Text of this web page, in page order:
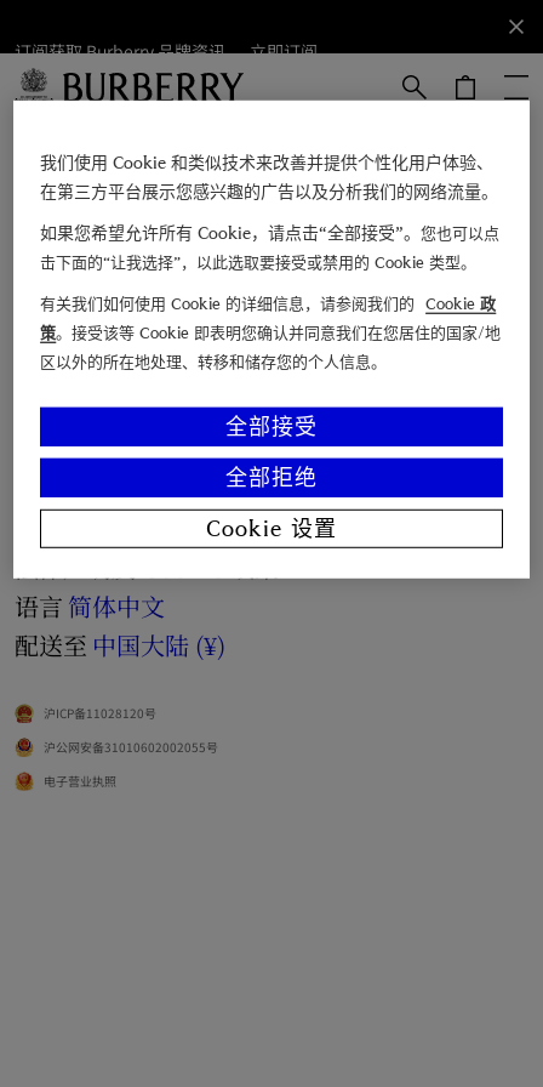
订阅获取 Burberry 品牌资讯。 立即订阅
订阅获取
Burberry
品牌资
立即订阅
电子邮箱
查找店铺
联系我们
博柏利故事
Burberry 尊享服务
顾客支持
语言 简体中文
配送至 中国大陆 (¥)
沪ICP备11028120号
沪公网安备31010602002055号
电子营业执照
我们使用 Cookie 和类似技术来改善并提供个性化用户体验、
在第三方平台展示您感兴趣的广告以及分析我们的网络流量。
如果您希望允许所有 Cookie，请点击“全部接受”。您也可以点
击下面的“让我选择”，以此选取要接受或禁用的 Cookie 类型。
有关我们如何使用 Cookie 的详细信息，请参阅我们的
Cookie 政
策。接受该等 Cookie 即表明您确认并同意我们在您居住的国家/地
区以外的所在地处理、转移和储存您的个人信息。
全部拒绝
全部接受
Cookie 设置